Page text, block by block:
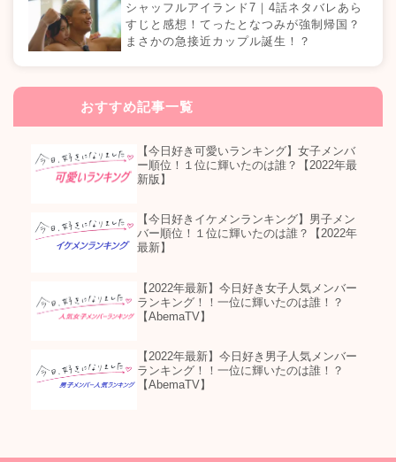
シャッフルアイランド7｜4話ネタバレあら
すじと感想！てったとなつみが強制帰国？
まさかの急接近カップル誕生！？
おすすめ記事一覧
【今日好き可愛いランキング】女子メンバ
ー順位！１位に輝いたのは誰？【2022年最
新版】
【今日好きイケメンランキング】男子メン
バー順位！１位に輝いたのは誰？【2022年
最新】
【2022年最新】今日好き女子人気メンバー
ランキング！！一位に輝いたのは誰！？
【AbemaTV】
【2022年最新】今日好き男子人気メンバー
ランキング！！一位に輝いたのは誰！？
【AbemaTV】